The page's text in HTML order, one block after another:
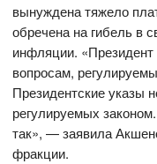
вынуждена тяжело
обречена на гибель в
инфляции.
вопросам,
Президентские указы
регулируемых
так», — заявила
фракции.